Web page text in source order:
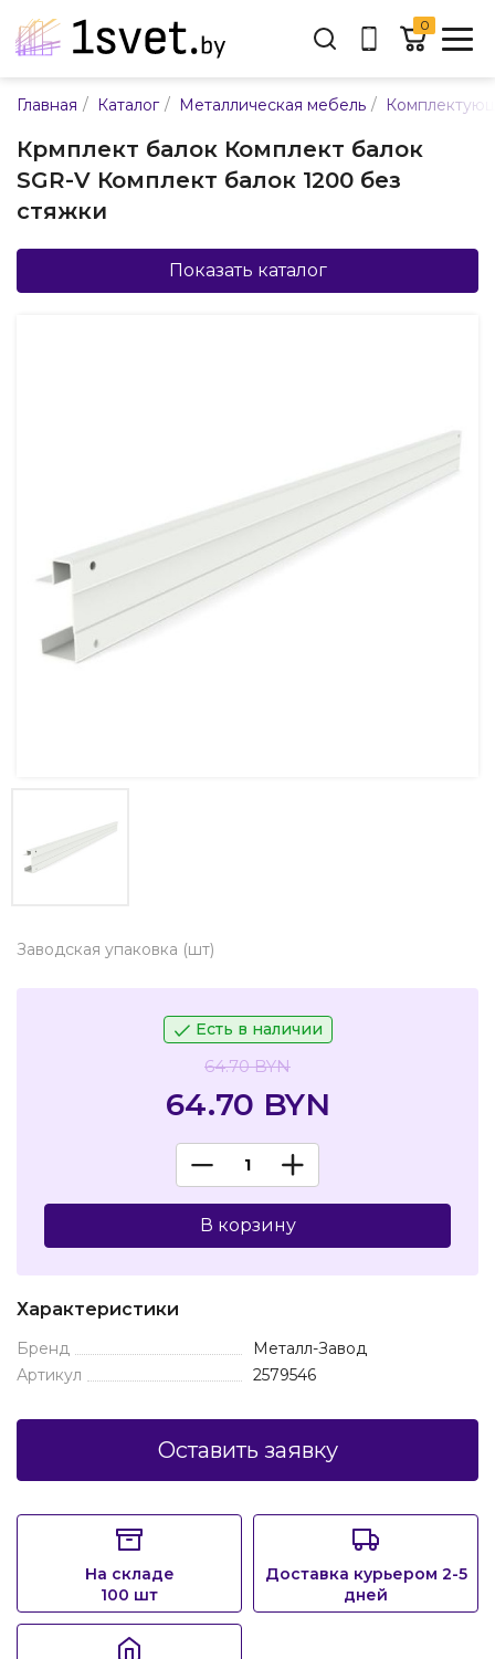
Адрес:
Время работы:
Пн-пт с 9:00 до 17:30
+375(29) 361-04-00
0
Главная / Каталог / Металлическая мебель /
Крмплект балок Комплект балок
SGR-V Комплект балок 1200 без
стяжки
Показать каталог
Заводская упаковка (шт)
Есть в наличии
64.70 BYN
64.70 BYN
В корзину
Характеристики
Бренд
Металл-Завод
Артикул
2579546
Оставить заявку
На складе
100 шт
Доставка курьером 2-5
дней